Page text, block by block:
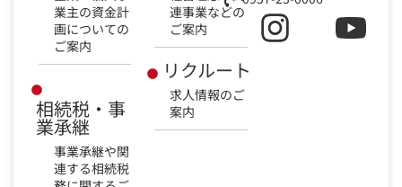
業主の資金計
画についての
ご案内
相続税・事
業承継
事業承継や関
連する相続税
連事業などの
ご案内
リクルート
求人情報のご
案内